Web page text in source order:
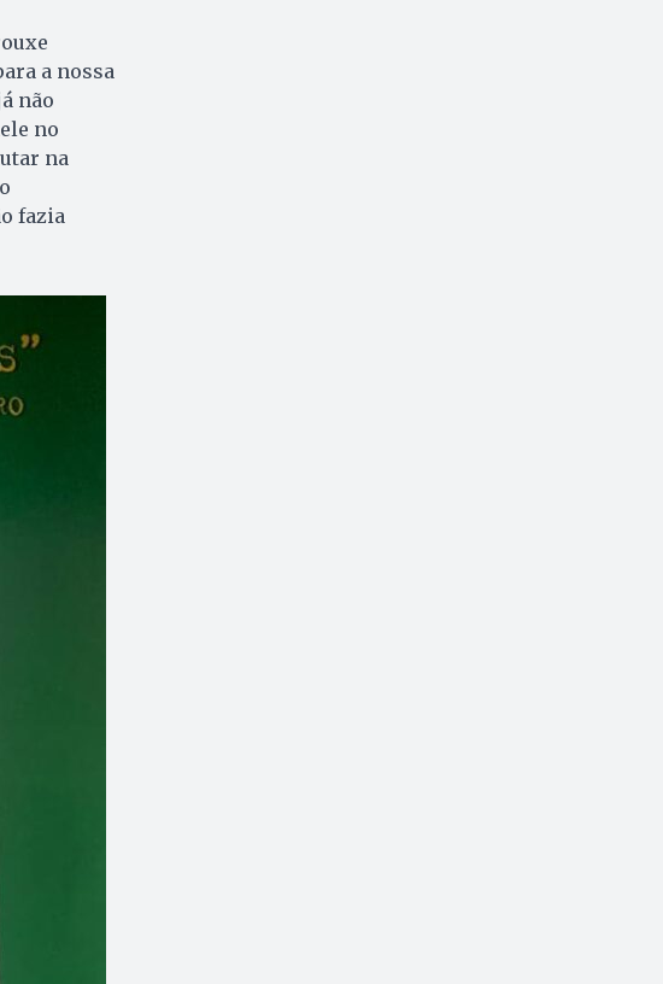
a nossa
não
no
na
fazia